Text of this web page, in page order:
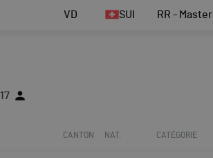
VD SUI RR -
17
CANTON NAT. CATÉGORIE